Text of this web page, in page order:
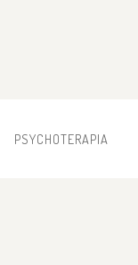
PSYCHOTERAPIA